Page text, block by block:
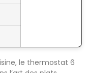
le thermostat 6